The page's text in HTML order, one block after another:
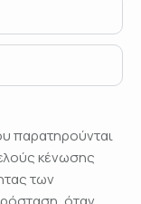
παρατηρούνται
κένωσης
των